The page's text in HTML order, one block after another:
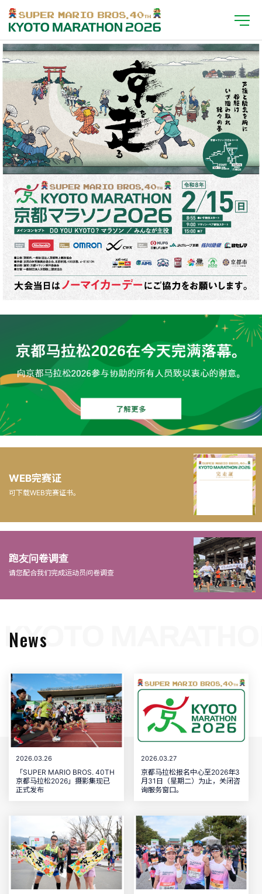
WEB完赛证
可下载WEB完赛证书。
跑友问卷调查
请您配合我们完成运动员问卷调查
News
2026.03.26
「SUPER MARIO BROS. 40TH
京都马拉松2026」摄影集现已
正式发布
2026.03.27
京都马拉松报名中心至2026年3
月31日（星期二）为止，关闭咨
询服务窗口。